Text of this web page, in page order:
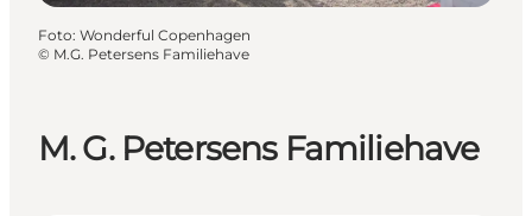
M. G. Petersens Familiehave
Foto: Wonderful Copenhagen
© M.G. Petersens Familiehave